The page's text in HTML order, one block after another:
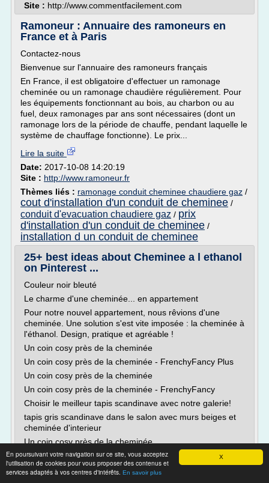
X
En poursuivant votre navigation sur ce site, vous acceptez
l'utilisation de cookies pour vous proposer des contenus et
services adaptés à vos centres d'intérêts. En savoir plus
Site : http://www.commentfacilement.com
Ramoneur : Annuaire des ramoneurs en
France et à Paris
Contactez-nous
Bienvenue sur l'annuaire des ramoneurs français
En France, il est obligatoire d'effectuer un ramonage
cheminée ou un ramonage chaudière régulièrement. Pour
les équipements fonctionnant au bois, au charbon ou au
fuel, deux ramonages par ans sont nécessaires (dont un
ramonage lors de la période de chauffe, pendant laquelle le
système de chauffage fonctionne). Le prix...
Lire la suite
Date: 2017-10-08 14:20:19
Site : http://www.ramoneur.fr
Thèmes liés : ramonage conduit cheminee chaudiere gaz /
cout d'installation d'un conduit de cheminee /
conduit d'evacuation chaudiere gaz / prix
d'installation d'un conduit de cheminee /
installation d un conduit de cheminee
25+ best ideas about Cheminee a l ethanol
on Pinterest ...
Couleur noir bleuté
Le charme d'une cheminée... en appartement
Pour notre nouvel appartement, nous rêvions d'une
cheminée. Une solution s'est vite imposée : la cheminée à
l'éthanol. Design, pratique et agréable !
Un coin cosy près de la cheminée
Un coin cosy près de la cheminée - FrenchyFancy Plus
Un coin cosy près de la cheminée
Un coin cosy près de la cheminée - FrenchyFancy
Choisir le meilleur tapis scandinave avec notre galerie!
tapis gris scandinave dans le salon avec murs beiges et
cheminée d'interieur
Un coin cosy près de la cheminée
Un coin cosy près de...
Lire la suite